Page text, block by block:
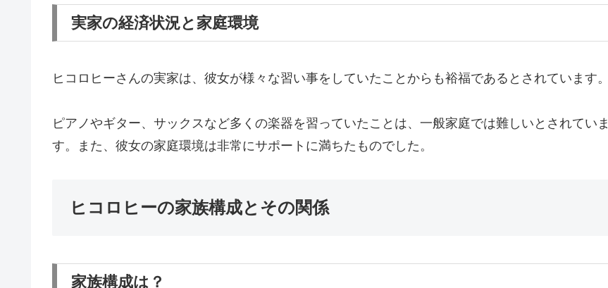
実家の経済状況と家庭環境
ヒコロヒーさんの実家は、彼女が様々な習い事をしていたことからも裕福であるとされています。
ピアノやギター、サックスなど多くの楽器を習っていたことは、一般家庭では難しいとされていま
す。また、彼女の家庭環境は非常にサポートに満ちたものでした。
ヒコロヒーの家族構成とその関係
家族構成は？